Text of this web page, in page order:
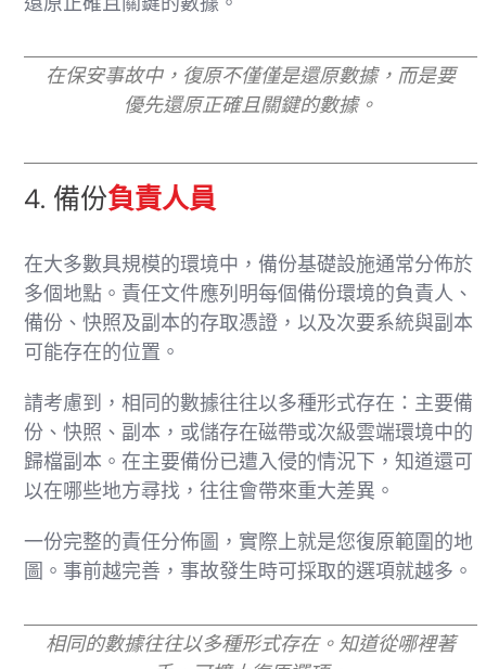
在保安事故中，復原不僅僅是還原數據，而是要
優先還原正確且關鍵的數據。
4. 備份負責人員
在大多數具規模的環境中，備份基礎設施通常分佈於
多個地點。責任文件應列明每個備份環境的負責人、
備份、快照及副本的存取憑證，以及次要系統與副本
可能存在的位置。
請考慮到，相同的數據往往以多種形式存在：主要備
份、快照、副本，或儲存在磁帶或次級雲端環境中的
歸檔副本。在主要備份已遭入侵的情況下，知道還可
以在哪些地方尋找，往往會帶來重大差異。
一份完整的責任分佈圖，實際上就是您復原範圍的地
圖。事前越完善，事故發生時可採取的選項就越多。
相同的數據往往以多種形式存在。知道從哪裡著